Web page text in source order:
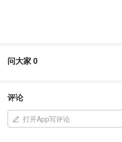
问大家0
评论
打开App写评论